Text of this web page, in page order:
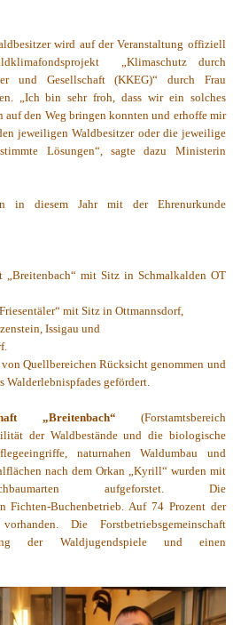
wird auf der Veranstaltung offiziell
„Klimaschutz durch
und Gesellschaft (KKEG)“ durch Frau
„Ich bin sehr froh, dass wir ein solches
den Weg bringen konnten und erhoffe mir
jeweiligen Waldbesitzer oder die jeweilige
Lösungen“, sagte dazu Ministerin
in diesem Jahr mit der Ehrenurkunde
„Breitenbach“ mit Sitz in Schmalkalden OT
mit Sitz in Ottmannsdorf,
Issigau und
Quellbereichen Rücksicht genommen und
Walderlebnispfades gefördert.
„Breitenbach“ (Forstamtsbereich
der Waldbestände und die biologische
naturnahen Waldumbau und
nach dem Orkan „Kyrill“ wurden mit
aufgeforstet. Die
Fichten-Buchenbetrieb. Auf 74 Prozent der
Die Forstbetriebsgemeinschaft
der Waldjugendspiele und einen